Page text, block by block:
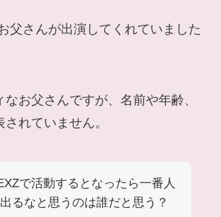
父さんが出演してくれていました
なお父さんですが、名前や年齢、
れていません。
で活動するとなったら一番人
るなと思うのは誰だと思う？